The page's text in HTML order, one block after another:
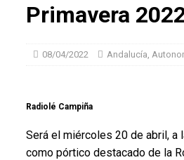
Primavera
08/04/2022 Andalucía,
Radiolé Campiña
Será el miércoles 20 de abril, a
como pórtico destacado de la